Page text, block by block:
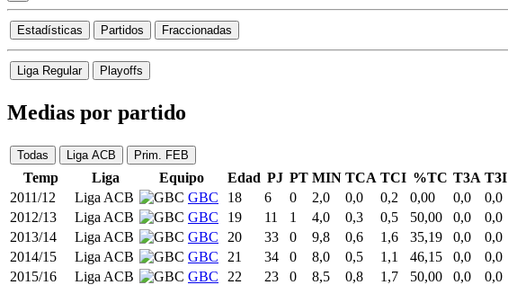
Estadísticas Partidos Fraccionadas
Liga Regular Playoffs
Medias por partido
Todas Liga ACB Prim. FEB
Temp Liga Equipo Edad PJ PT MIN TCA TCI %TC T3A T3I
2011/12
Liga ACB GBC 18 6 0 2,0 0,0 0,2 0,00 0,0 0,0
2012/13
Liga ACB GBC 19 11 1 4,0 0,3 0,5 50,00 0,0 0,0
2013/14
Liga ACB GBC 20 33 0 9,8 0,6 1,6 35,19 0,0 0,0
2014/15
Liga ACB GBC 21 34 0 8,0 0,5 1,1 46,15 0,0 0,0
2015/16
Liga ACB GBC 22 23 0 8,5 0,8 1,7 50,00 0,0 0,0